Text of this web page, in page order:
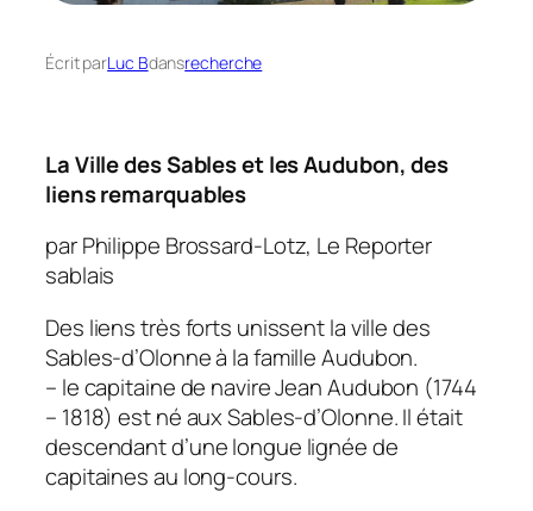
Écrit parLuc Bdansrecherche
La Ville des Sables et les Audubon, des
liens remarquables
parPhilippe Brossard-Lotz, Le Reporter
sablais
Des liens très forts unissent la ville des
Sables-d’Olonne à la famille Audubon.
– le capitaine de navire Jean Audubon (1744
– 1818) est né aux Sables-d’Olonne. Il était
descendant d’une longue lignée de
capitaines au long-cours.